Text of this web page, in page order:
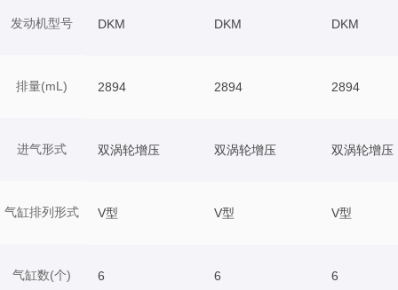
发动机型号
排量(mL)
进气形式
气缸排列形式
气缸数(个)
DKM DKM DKM
2894 2894 2894
双涡轮增压 双涡轮增压 双涡轮增压
V型 V型 V型
6 6 6